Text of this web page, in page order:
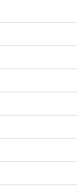
2000m²